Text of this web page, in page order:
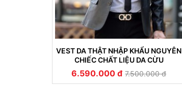
VEST DA THẬT NHẬP KHẨU NGUYÊN
CHIẾC CHẤT LIỆU DA CỪU
6.590.000 đ 7.500.000 đ